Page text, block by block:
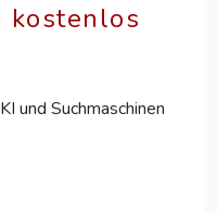
kostenlos
und Suchmaschinen